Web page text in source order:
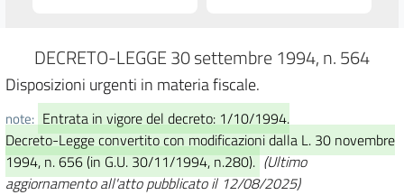
DECRETO-LEGGE 30 settembre 1994, n. 564
Disposizioni urgenti in materia fiscale.
note: Entrata in vigore del decreto: 1/10/1994.
Decreto-Legge convertito con modificazioni dalla L. 30 novembre
1994, n. 656 (in G.U. 30/11/1994, n.280). (Ultimo
aggiornamento all'atto pubblicato il 12/08/2025)